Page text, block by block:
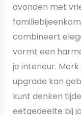
avonden met
combineert
vormt een
je interieur.
upgrade kan
kunt denken
eetgedeelte bij